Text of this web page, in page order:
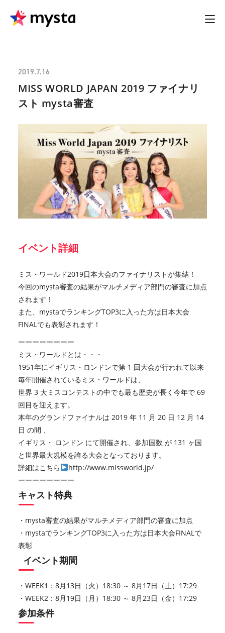
2019.7.16
MISS WORLD JAPAN 2019 ファイナリ
スト mysta審査
イベント詳細
ミス・ワールド2019日本大会のファイナリストが集結！
今回のmysta審査の結果がマルチメディア部門の審査に加点
されます！
また、mystaでランキングTOP3に入った方は日本大会
FINALでも表彰されます！
ーーーーーーーー
ミス・ワールドとは・・・
1951年にイギリス・ロンドンで第 1 回大会が行われて以来
毎年開催されているミス・ワールドは、
世界 3 大ミスコンテストの中でも最も歴史が長く今年で 69
回目を迎えます。
本年のグランドファイナルは 2019 年 11 月 20 日 12 月 14
日 の間 、
イギリス・ ロンドン にて開催され、参加国数 が 131 ヶ国
と世界最大規模を誇る大会となっております。
詳細はこちら
http://www.missworld.jp/
ーーーーーーーー
キャスト特典
・mysta審査の結果がマルチメディア部門の審査に加点
・mystaでランキングTOP3に入った方は日本大会FINALで
表彰
イベント期間
・WEEK1：8月13日（火）18:30 ～ 8月17日（土）17:29
・WEEK2：8月19日（月）18:30 ～ 8月23日（金）17:29
参加条件